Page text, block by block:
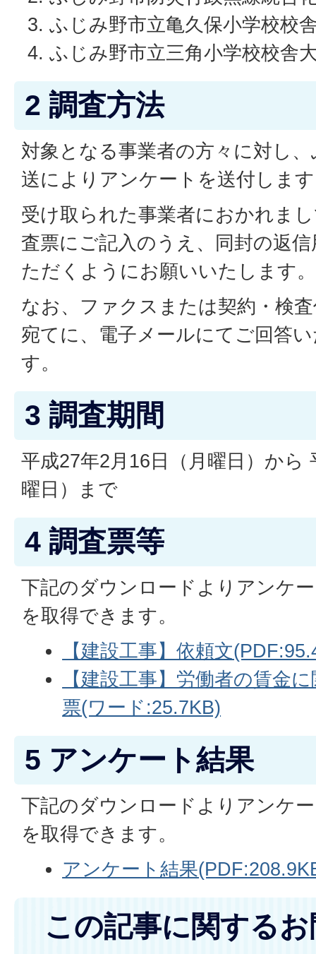
ふじみ野市立亀久保小学校校
ふじみ野市立三角小学校校舎
2 調査方法
対象となる事業者の方々に対し
送によりアンケートを送付しま
受け取られた事業者におかれま
査票にご記入のうえ、同封の返
ただくようにお願いいたします。
なお、ファクスまたは契約・検
宛てに、電子メールにてご回答
す。
3 調査期間
平成27年2月16日（月曜日）から
曜日）まで
4 調査票等
下記のダウンロードよりアンケ
を取得できます。
【建設工事】依頼文
【建設工事】労働者の賃金
票(ワード:25.7KB)
5 アンケート結果
下記のダウンロードよりアンケ
を取得できます。
アンケート結果
この記事に関する